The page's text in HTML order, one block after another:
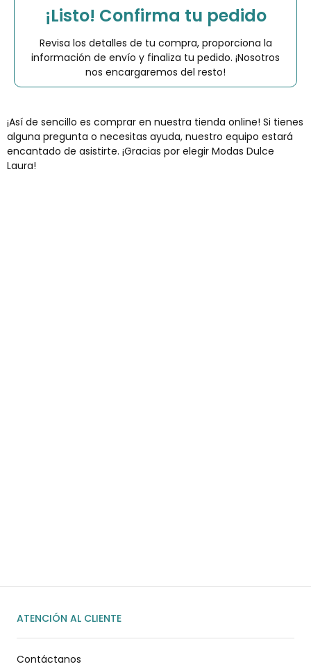
¡Listo! Confirma tu pedido
Revisa los detalles de tu compra, proporciona la
información de envío y finaliza tu pedido. ¡Nosotros
nos encargaremos del resto!
¡Así de sencillo es comprar en nuestra tienda online! Si tienes
alguna pregunta o necesitas ayuda, nuestro equipo estará
encantado de asistirte. ¡Gracias por elegir Modas Dulce
Laura!
ATENCIÓN AL CLIENTE
Contáctanos